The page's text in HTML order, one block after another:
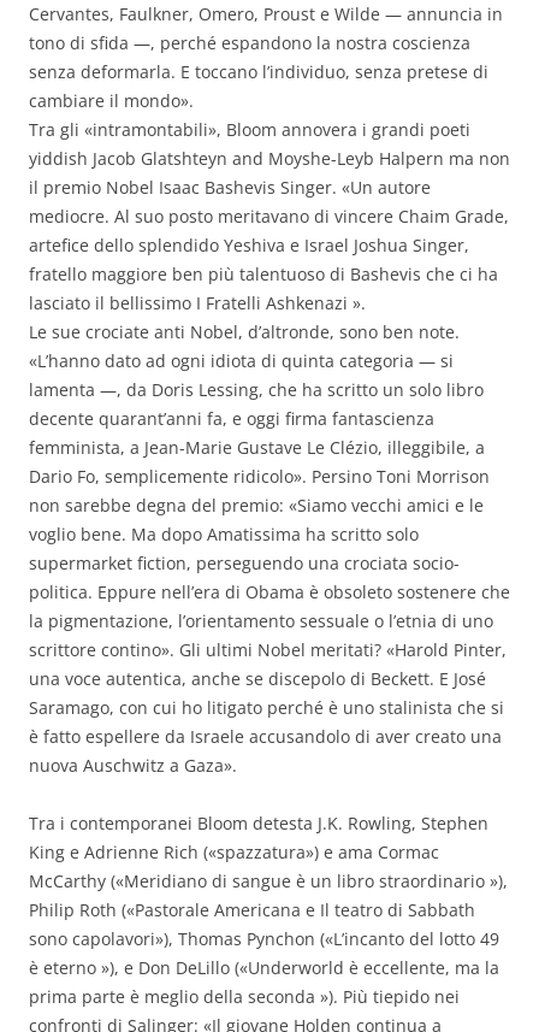
Cervantes, Faulkner, Omero, Proust e Wilde — annuncia in
tono di sfida —, perché espandono la nostra coscienza
senza deformarla. E toccano l’individuo, senza pretese di
cambiare il mondo».
Tra gli «intramontabili», Bloom annovera i grandi poeti
yiddish Jacob Glatshteyn and Moyshe-Leyb Halpern ma non
il premio Nobel Isaac Bashevis Singer. «Un autore
mediocre. Al suo posto meritavano di vincere Chaim Grade,
artefice dello splendido Yeshiva e Israel Joshua Singer,
fratello maggiore ben più talentuoso di Bashevis che ci ha
lasciato il bellissimo I Fratelli Ashkenazi ».
Le sue crociate anti Nobel, d’altronde, sono ben note.
«L’hanno dato ad ogni idiota di quinta categoria — si
lamenta —, da Doris Lessing, che ha scritto un solo libro
decente quarant’anni fa, e oggi firma fantascienza
femminista, a Jean-Marie Gustave Le Clézio, illeggibile, a
Dario Fo, semplicemente ridicolo». Persino Toni Morrison
non sarebbe degna del premio: «Siamo vecchi amici e le
voglio bene. Ma dopo Amatissima ha scritto solo
supermarket fiction, perseguendo una crociata socio-
politica. Eppure nell’era di Obama è obsoleto sostenere che
la pigmentazione, l’orientamento sessuale o l’etnia di uno
scrittore contino». Gli ultimi Nobel meritati? «Harold Pinter,
una voce autentica, anche se discepolo di Beckett. E José
Saramago, con cui ho litigato perché è uno stalinista che si
è fatto espellere da Israele accusandolo di aver creato una
nuova Auschwitz a Gaza».
Tra i contemporanei Bloom detesta J.K. Rowling, Stephen
King e Adrienne Rich («spazzatura») e ama Cormac
McCarthy («Meridiano di sangue è un libro straordinario »),
Philip Roth («Pastorale Americana e Il teatro di Sabbath
sono capolavori»), Thomas Pynchon («L’incanto del lotto 49
è eterno »), e Don DeLillo («Underworld è eccellente, ma la
prima parte è meglio della seconda »). Più tiepido nei
confronti di Salinger: «Il giovane Holden continua a